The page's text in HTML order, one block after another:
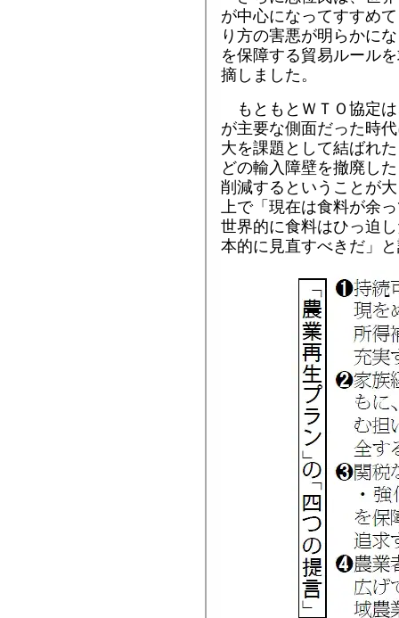
が中心になってすすめ
り方の害悪が明らかに
を保障する貿易ルール
摘しました。
もともとＷＴＯ協定
が主要な側面だった時
大を課題として結ばれ
どの輸入障壁を撤廃し
削減するということが
上で「現在は食料が余
世界的に食料はひっ迫
本的に見直すべきだ」